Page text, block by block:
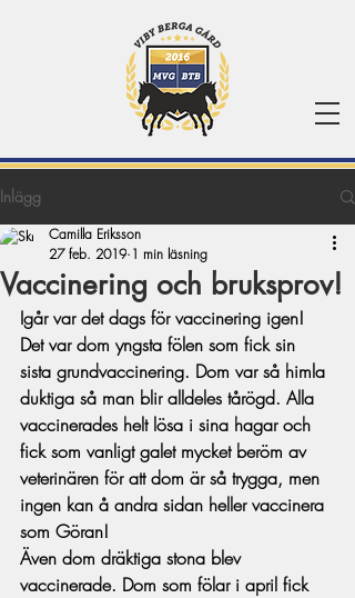
Inlägg
Vaccinering och bruksprov!
Camilla Eriksson
27 feb. 2019 1 min läsning
Igår var det dags för vaccinering igen!
Det var dom yngsta fölen som fick sin
sista grundvaccinering. Dom var så himla
duktiga så man blir alldeles tårögd. Alla
vaccinerades helt lösa i sina hagar och
fick som vanligt galet mycket beröm av
veterinären för att dom är så trygga, men
ingen kan å andra sidan heller vaccinera
som Göran!
Även dom dräktiga stona blev
vaccinerade. Dom som fölar i april fick